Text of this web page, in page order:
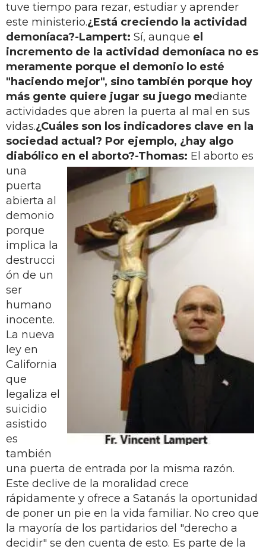
tuve tiempo para rezar, estudiar y aprender
este ministerio.¿Está creciendo la actividad
demoníaca?-Lampert: Sí, aunque el
incremento de la actividad demoníaca no es
meramente porque el demonio lo esté
"haciendo mejor", sino también porque hoy
más gente quiere jugar su juego mediante
actividades que abren la puerta al mal en sus
vidas.¿Cuáles son los indicadores clave en la
sociedad actual? Por ejemplo, ¿hay algo
diabólico en el aborto?-Thomas: El aborto es
una
puerta
abierta al
demonio
porque
implica la
destrucci
ón de un
ser
humano
inocente.
La nueva
ley en
California
que
legaliza el
suicidio
asistido
es
también
una puerta de entrada por la misma razón.
Este declive de la moralidad crece
rápidamente y ofrece a Satanás la oportunidad
de poner un pie en la vida familiar. No creo que
la mayoría de los partidarios del "derecho a
decidir" se den cuenta de esto. Es parte de la